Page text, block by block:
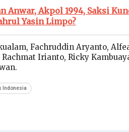
Anwar, Akpol 1994, Saksi
Yasin Limpo?
Fachruddin Aryanto,
Irianto, Ricky
Indonesia